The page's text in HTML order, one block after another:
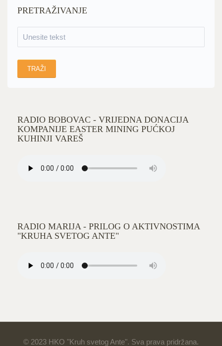
PRETRAŽIVANJE
RADIO BOBOVAC - VRIJEDNA DONACIJA
KOMPANIJE EASTER MINING PUĆKOJ
KUHINJI VAREŠ
RADIO MARIJA - PRILOG O AKTIVNOSTIMA
"KRUHA SVETOG ANTE"
© 2023 HKO "Kruh svetog Ante". Sva prava pridržana.